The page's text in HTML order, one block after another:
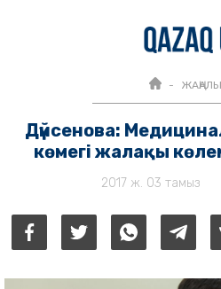
Дүйсенова:
көмегі жалақы
2017 ж. 03 тамыз